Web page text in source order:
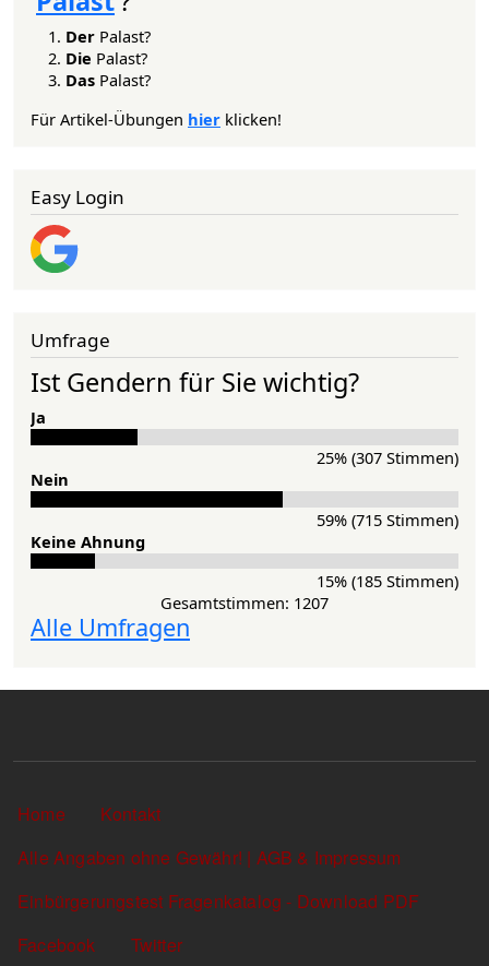
Der Palast?
Die Palast?
Das Palast?
Für Artikel-Übungen hier klicken!
Easy Login
Umfrage
Ist Gendern für Sie wichtig?
Ja
25% (307 Stimmen)
Nein
59% (715 Stimmen)
Keine Ahnung
15% (185 Stimmen)
Gesamtstimmen: 1207
Alle Umfragen
Sekundärlinks
Home
Kontakt
Alle Angaben ohne Gewähr! | AGB & Impressum
Einbürgerungstest Fragenkatalog - Download PDF
Facebook
Twitter